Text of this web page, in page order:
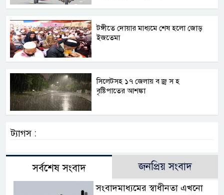
টঙ্গীতে দোয়ার মাধ্যমে শেষ হলো জোড়
ইজতেমা
সিলেটসহ ১৭ জেলায় ব জ্র স হ
বৃষ্টিপাতের আশঙ্কা
ট্যাগস :
সর্বশেষ সংবাদ জনপ্রিয় সংবাদ
সংবাদমাধ্যমের স্বাধীনতা এখনো